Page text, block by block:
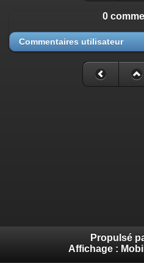
0
Commentaires utilisateur
Propulsé
Affichage :